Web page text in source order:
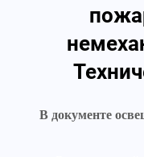
В документе